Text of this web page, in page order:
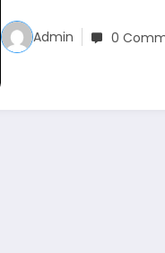
Admin 0